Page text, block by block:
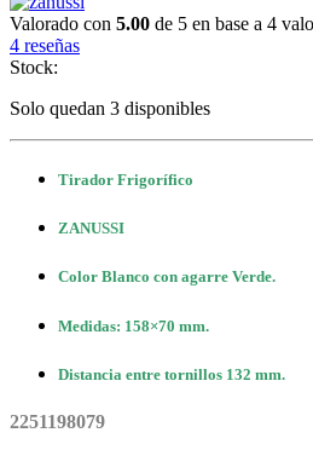
Valorado con 5.00 de 5 en base a 4
4 reseñas
Stock:
Solo quedan 3 disponibles
Tirador Frigorífico
ZANUSSI
Color Blanco con agarre Verde.
Medidas: 158×70 mm.
Distancia entre tornillos 132 mm.
2251198079